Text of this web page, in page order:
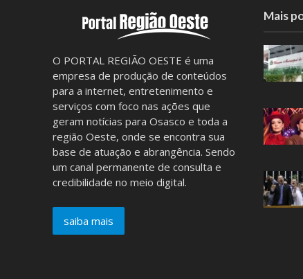
O PORTAL REGIÃO OESTE é uma
empresa de produção de conteúdos
para a internet, entretenimento e
serviços com foco nas ações que
geram notícias para Osasco e toda a
região Oeste, onde se encontra sua
base de atuação e abrangência. Sendo
um canal permanente de consulta e
credibilidade no meio digital.
saiba mais
Mais